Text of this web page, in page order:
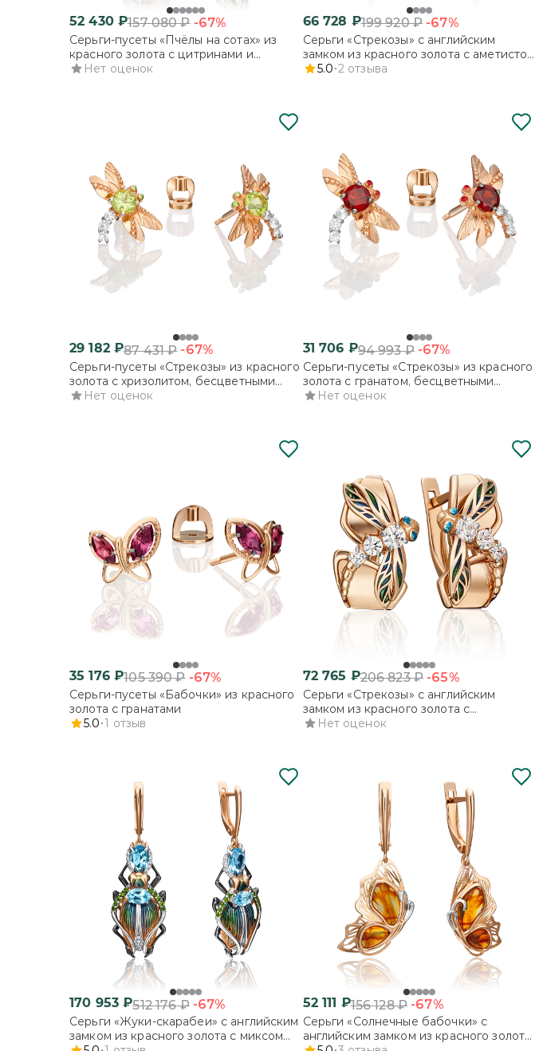
52 430₽157 080₽ -67%
Серьги-пусеты «Пчёлы на сотах» из
красного золота с цитринами и
бесцветными топазами
Нет оценок
66 728 ₽199 920₽ -67%
Серьги «Стрекозы» с английским
замком из красного золота с аметистом
и эмалью
5.0 2 отзыва
29 182₽87 431₽ -67%
Серьги-пусеты «Стрекозы» из красного
золота с хризолитом, бесцветными
топазами и эмалью
Нет оценок
31 706 ₽94 993₽ -67%
Серьги-пусеты «Стрекозы» из красного
золота с гранатом, бесцветными
топазами и эмалью
Нет оценок
35 176₽105 390₽ -67%
Серьги-пусеты «Бабочки» из красного
золота с гранатами
5.0 1 отзыв
72 765 ₽206 823₽ -65%
Серьги «Стрекозы» с английским
замком из красного золота с
фианитами и эмалью
Нет оценок
170 953 ₽512 176₽ -67%
Серьги «Жуки-скарабеи» с английским
замком из красного золота с миксом
52 111 ₽156 128₽ -67%
Серьги «Солнечные бабочки» с
английским замком из красного золота